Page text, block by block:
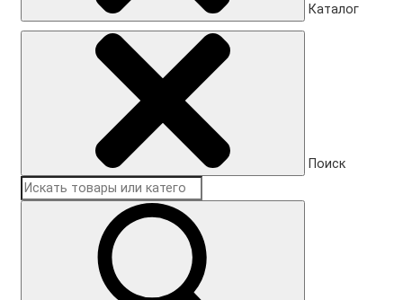
Каталог
Поиск